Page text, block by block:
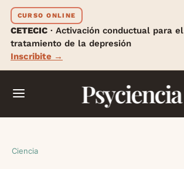
CURSO ONLINE
CETECIC · Activación conductual para el
tratamiento de la depresión
Inscribite →
Psyciencia
Ciencia